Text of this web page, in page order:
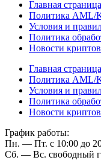
Главная страница
Политика AML/
Условия и
Политика
Новости
Главная страница
Политика AML/
Условия и
Политика
Новости
График работы:
Пн. — Пт. с 10:00 до
Сб. — Вс. свободный